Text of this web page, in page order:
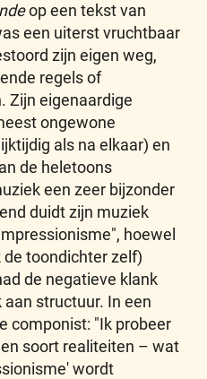
op een tekst van
een uiterst vruchtbaar
zijn eigen weg,
regels of
Zijn eigenaardige
ongewone
als na elkaar) en
de heletoons
een zeer bijzonder
duidt zijn muziek
hoewel
toondichter zelf)
de negatieve klank
structuur. In een
componist: "Ik probeer
soort realiteiten – wat
wordt